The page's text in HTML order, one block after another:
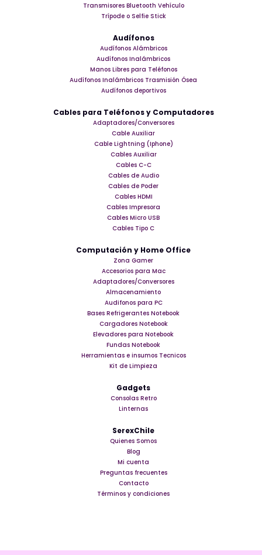
Transmisores Bluetooth Vehículo
Trípode o Selfie Stick
Audífonos
Audífonos Alámbricos
Audífonos Inalámbricos
Manos Libres para Teléfonos
Audífonos Inalámbricos Trasmisión Ósea
Audífonos deportivos
Cables para Teléfonos y Computadores
Adaptadores/Conversores
Cable Auxiliar
Cable Lightning (Iphone)
Cables Auxiliar
Cables C-C
Cables de Audio
Cables de Poder
Cables HDMI
Cables Impresora
Cables Micro USB
Cables Tipo C
Computación y Home Office
Zona Gamer
Accesorios para Mac
Adaptadores/Conversores
Almacenamiento
Audifonos para PC
Bases Refrigerantes Notebook
Cargadores Notebook
Elevadores para Notebook
Fundas Notebook
Herramientas e insumos Tecnicos
Kit de Limpieza
Gadgets
Consolas Retro
Linternas
SerexChile
Quienes Somos
Blog
Mi cuenta
Preguntas frecuentes
Contacto
Términos y condiciones